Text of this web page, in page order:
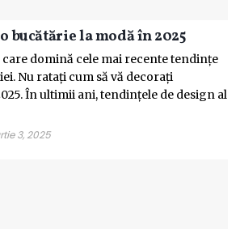
bucătărie la modă în 2025
domină cele mai recente tendințe
Nu ratați cum să vă decorați
În ultimii ani, tendințele de design al
3, 2025